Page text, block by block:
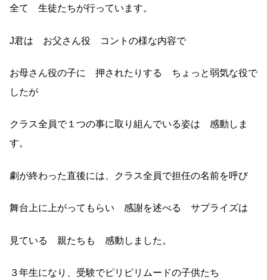
全て 生徒たちが行っています。
J君は お父さん役 コントの様な内容で
お母さん役の子に 押されたりする ちょっと弱気な役で
したが
クラス全員で１つの事に取り組んでいる姿は 感動しま
す。
劇が終わった直後には、クラス全員で担任の名前を呼び
舞台上に上がってもらい 感謝を述べる サプライズは
見ている 親たちも 感動しました。
３年生になり、受験でピリピリムードの子供たち